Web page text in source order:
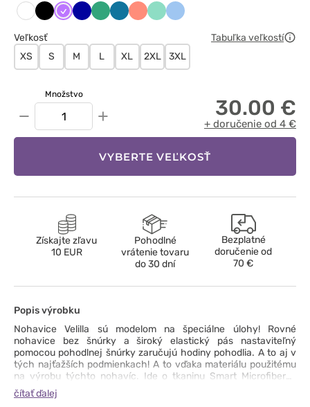
Biały Czarny
FioletowyGranatowy
JasnyKaraibskiKoralowyMiętowyNiebieski
Veľkosť
Tabuľka veľkostí
XS
S M L XL 2XL 3XL
Množstvo
− + 30.00 €
+ doručenie od 4 €
VYBERTE VEĽKOSŤ
Získajte zľavu
10 EUR
Pohodlné
vrátenie tovaru
do 30 dní
Bezplatné
doručenie od
70 €
Popis výrobku
Nohavice Velilla sú modelom na špeciálne úlohy! Rovné
nohavice bez šnúrky a široký elastický pás nastaviteľný
pomocou pohodlnej šnúrky zaručujú hodiny pohodlia. A to aj v
tých najťažších podmienkach! A to vďaka materiálu použitému
na výrobu týchto nohavíc. Ide o tkaninu Smart Microfiber®,
ktorá je pružná, výnimočne mäkká na dotyk a priedušná.
Zakončená technológiou SilverPlus® poskytuje antibakteriálnu
čítať ďalej